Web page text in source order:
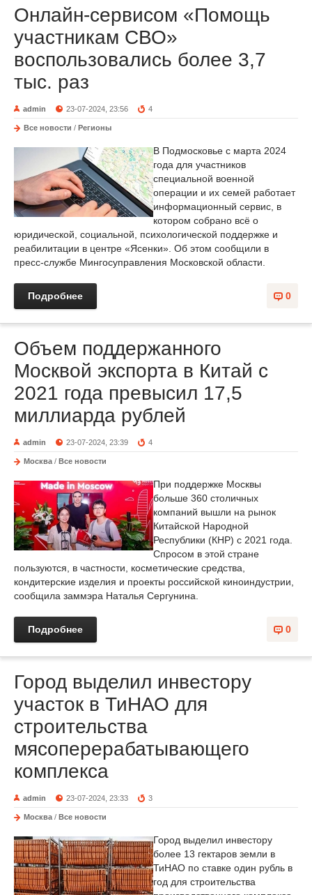
Онлайн-сервисом «Помощь
участникам СВО»
воспользовались более 3,7
тыс. раз
admin 23-07-2024, 23:56 4
Все новости / Регионы
В Подмосковье с марта 2024
года для участников
специальной военной
операции и их семей работает
информационный сервис, в
котором собрано всё о
юридической, социальной, психологической поддержке и
реабилитации в центре «Ясенки». Об этом сообщили в
пресс-службе Мингосуправления Московской области.
0
Подробнее
Объем поддержанного
Москвой экспорта в Китай с
2021 года превысил 17,5
миллиарда рублей
admin 23-07-2024, 23:39 4
Москва / Все новости
При поддержке Москвы
больше 360 столичных
компаний вышли на рынок
Китайской Народной
Республики (КНР) с 2021 года.
Спросом в этой стране
пользуются, в частности, косметические средства,
кондитерские изделия и проекты российской киноиндустрии,
сообщила заммэра Наталья Сергунина.
0
Подробнее
Город выделил инвестору
участок в ТиНАО для
строительства
мясоперерабатывающего
комплекса
admin 23-07-2024, 23:33 3
Москва / Все новости
Город выделил инвестору
более 13 гектаров земли в
ТиНАО по ставке один рубль в
год для строительства